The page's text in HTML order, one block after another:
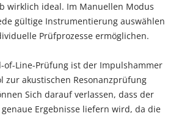
wirklich ideal. Im Manuellen Modus
gültige Instrumentierung auswählen
Prüfprozesse ermöglichen.
of-Line-Prüfung ist der Impulshammer
zur akustischen Resonanzprüfung
Sich darauf verlassen, dass der
Ergebnisse liefern wird, da die